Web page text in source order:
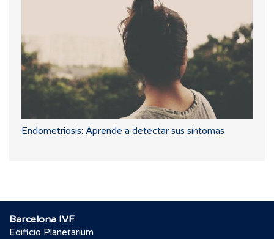
Endometriosis: Aprende a detectar sus síntomas
Barcelona IVF
Edificio Planetarium